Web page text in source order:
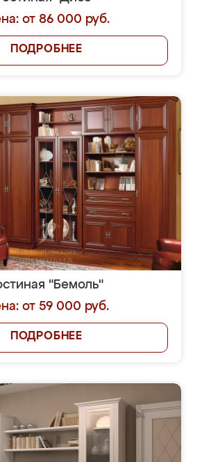
от 86 000 руб.
ПОДРОБНЕЕ
"Бемоль"
от 59 000 руб.
ПОДРОБНЕЕ